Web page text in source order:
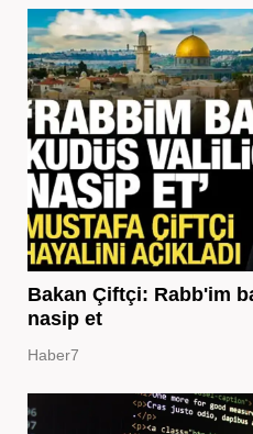
Bakan Çiftçi: Rabb'im
nasip et
Haber7